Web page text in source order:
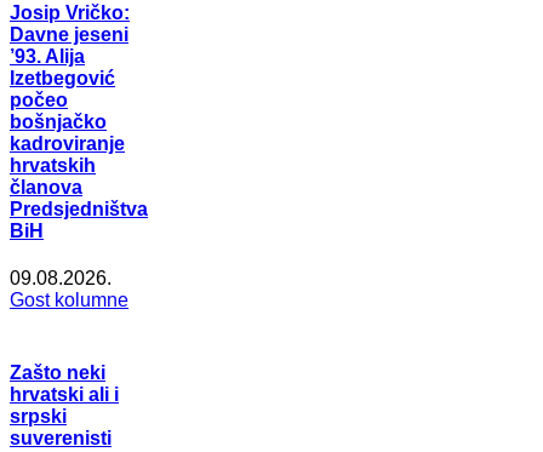
Josip Vričko:
Davne jeseni
’93. Alija
Izetbegović
počeo
bošnjačko
kadroviranje
hrvatskih
članova
Predsjedništva
BiH
09.08.2026.
Gost kolumne
Zašto neki
hrvatski ali i
srpski
suverenisti